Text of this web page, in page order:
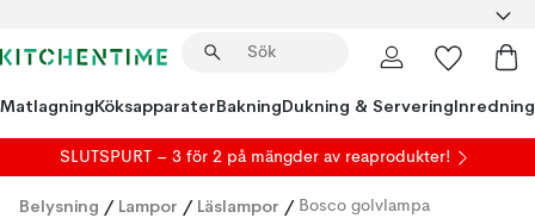
MatlagningKöksapparaterBakningDukning & ServeringInredning
SLUTSPURT – 3 för 2 på mängder av reaprodukter!
Belysning / Lampor / Läslampor / Bosco golvlampa